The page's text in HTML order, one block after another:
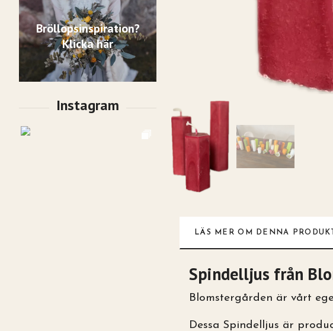
Bröllopsinspiration?
Klicka här
LÄS MER OM DENNA
Spindelljus från
Blomstergården är vårt
Dessa Spindelljus är